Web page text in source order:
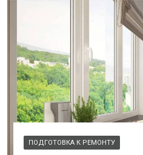
ПОДГОТОВКА К РЕМОНТУ